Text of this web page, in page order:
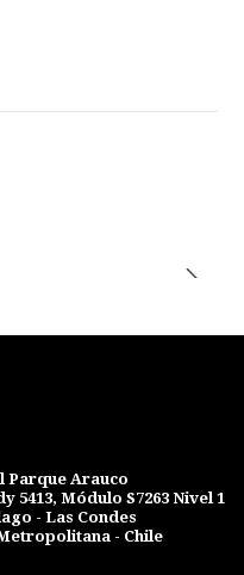
Parque Arauco
5413, Módulo S7263 Nivel 1
- Las Condes
- Chile